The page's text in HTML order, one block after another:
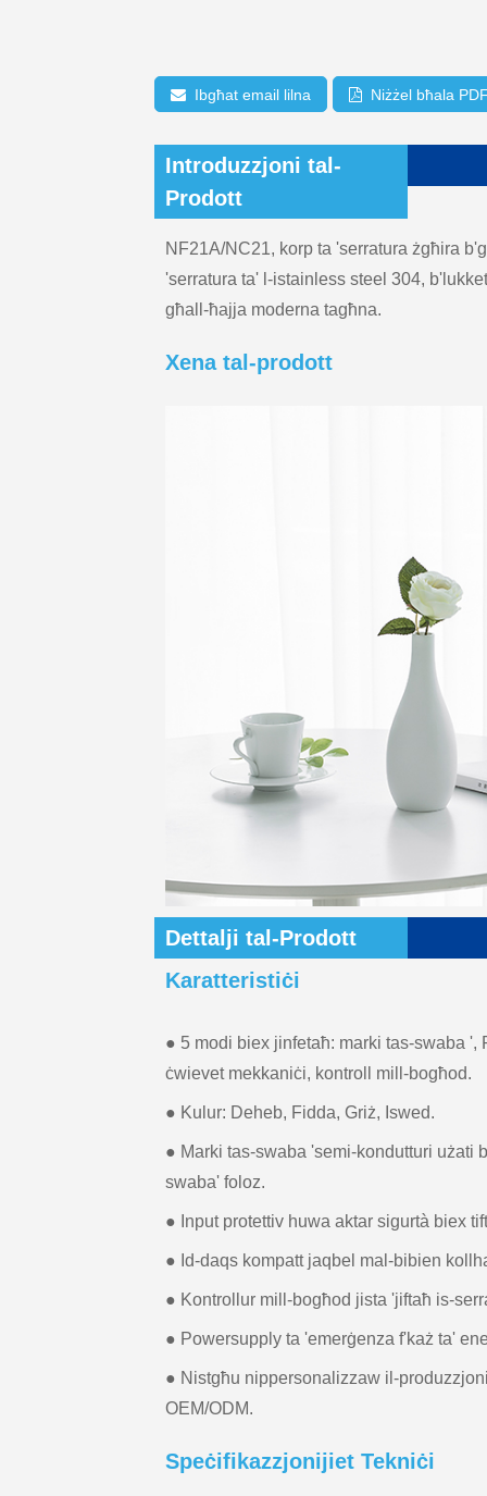
Ibgħat email lilna Niżżel bħala
Introduzzjoni tal-
Prodott
NF21A/NC21, korp ta 'serratura żgħira
'serratura ta' l-istainless steel 304,
għall-ħajja moderna tagħna.
Xena tal-prodott
Dettalji tal-Prodott
Karatteristiċi
● 5 modi biex jinfetaħ: marki tas-swaba ',
ċwievet mekkaniċi, kontroll mill-bogħod.
● Kulur: Deheb, Fidda, Griż, Iswed.
● Marki tas-swaba 'semi-kondutturi użati
swaba' foloz.
● Input protettiv huwa aktar sigurtà biex
● Id-daqs kompatt jaqbel mal-bibien
● Kontrollur mill-bogħod jista 'jiftaħ is-
● Powersupply ta 'emerġenza f'każ ta'
● Nistgħu nippersonalizzaw il-
OEM/ODM.
Speċifikazzjonijiet Tekniċi